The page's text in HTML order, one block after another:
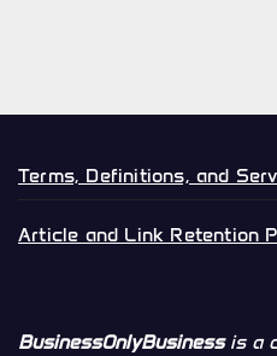
Terms, Definitions, and
Article and Link Retention
BusinessOnlyBusinessis a